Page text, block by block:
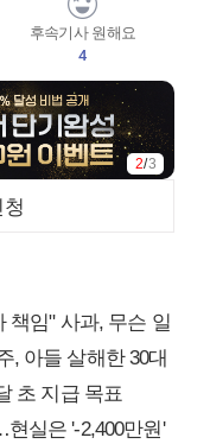
후속기사 원해요
4
2/3
책임" 사과, 무슨 일
, 아들 살해한 30대
초 지급 목표
실은 '-2,400만원'